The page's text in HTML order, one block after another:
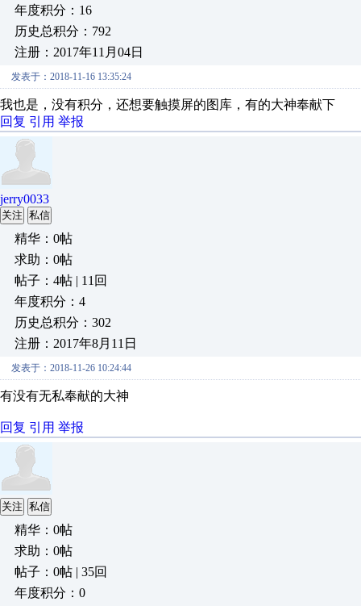
年度积分：16
历史总积分：792
注册：2017年11月04日
发表于：2018-11-16 13:35:24
我也是，没有积分，还想要触摸屏的图库，有的大神奉献下
回复 引用 举报
jerry0033
关注 私信
精华：0帖
求助：0帖
帖子：4帖 | 11回
年度积分：4
历史总积分：302
注册：2017年8月11日
发表于：2018-11-26 10:24:44
有没有无私奉献的大神
回复 引用 举报
关注 私信
精华：0帖
求助：0帖
帖子：0帖 | 35回
年度积分：0